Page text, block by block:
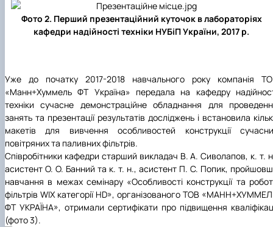
Фото 2. Перший презентаційний куточок в лабораторіях
кафедри надійності техніки НУБіП України, 2017 р.
Уже до початку 2017-2018 навчального року компанія
«Манн+Хуммель ФТ Україна» передала на кафедру
техніки сучасне демонстраційне обладнання для
занять та презентації результатів досліджень і встановила
макетів для вивчення особливостей конструкції
повітряних та паливних фільтрів.
Співробітники кафедри старший викладач В. А. Сиволапов, к. т.
асистент О. О. Банний та к. т. н., асистент П. С. Попик,
навчання в межах семінару «Особливості конструкції та
фільтрів WIX категорії HD», організованого ТОВ
ФТ УКРАЇНА», отримали сертифікати про підвищення
(фото 3).